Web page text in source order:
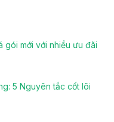
gói mới với nhiều ưu đãi
5 Nguyên tắc cốt lõi